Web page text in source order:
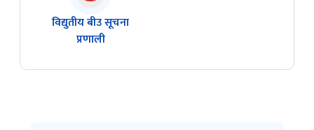
विद्युतीय बीउ सूचना
प्रणाली